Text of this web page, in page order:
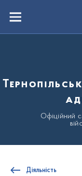
вмістуMenu
Офіційний
Діяльність